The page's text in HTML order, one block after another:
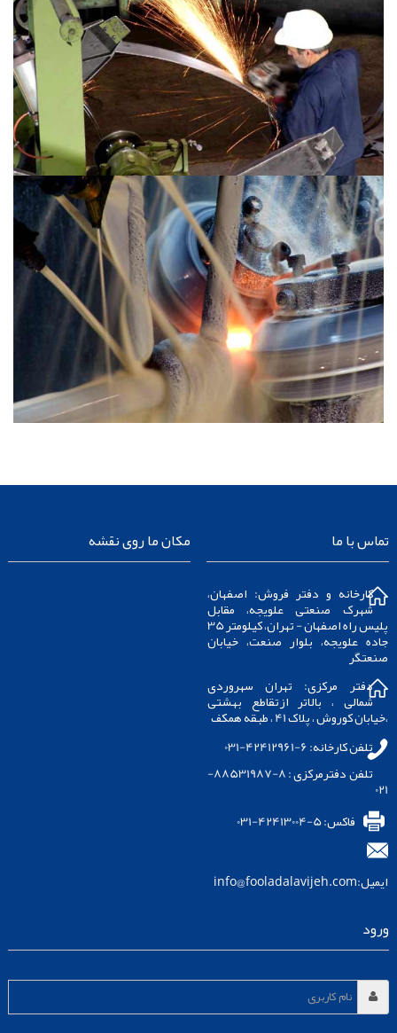
تماس با ما
کارخانه و دفتر فروش: اصفهان،
شهرک صنعتی علویجه، مقابل
پلیس راه اصفهان - تهران، کیلومتر 35
جاده علویجه، بلوار صنعت، خیابان
صنعتگر
دفتر مرکزی: تهران سهروردی
شمالی ،بالاتر ازتقاطع بهشتی
،خیابان کوروش،پلاک 41 ،طبقه همکف
تلفن کارخانه: 6-42412961-031
تلفن دفترمرکزی :
8-88531987-
021
فاکس: 5-42413004-031
ایمیل:info@fooladalavijeh.com
مکان ما روی نقشه
ورود